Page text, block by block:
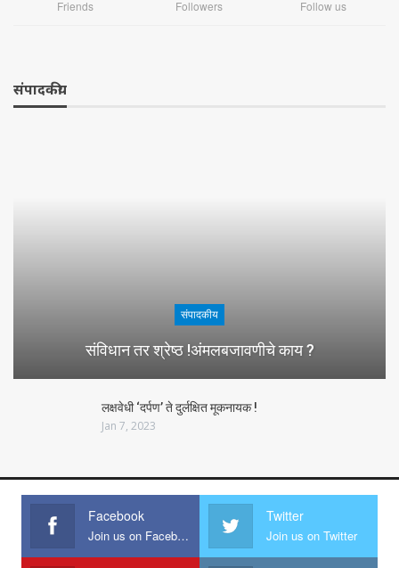
Friends Followers Follow us
संपादकीय
संपादकीय
संविधान तर श्रेष्ठ !अंमलबजावणीचे काय ?
लक्षवेधी ‘दर्पण’ ते दुर्लक्षित मूकनायक !
Jan 7, 2023
Facebook
Join us on Facebook
Twitter
Join us on Twitter